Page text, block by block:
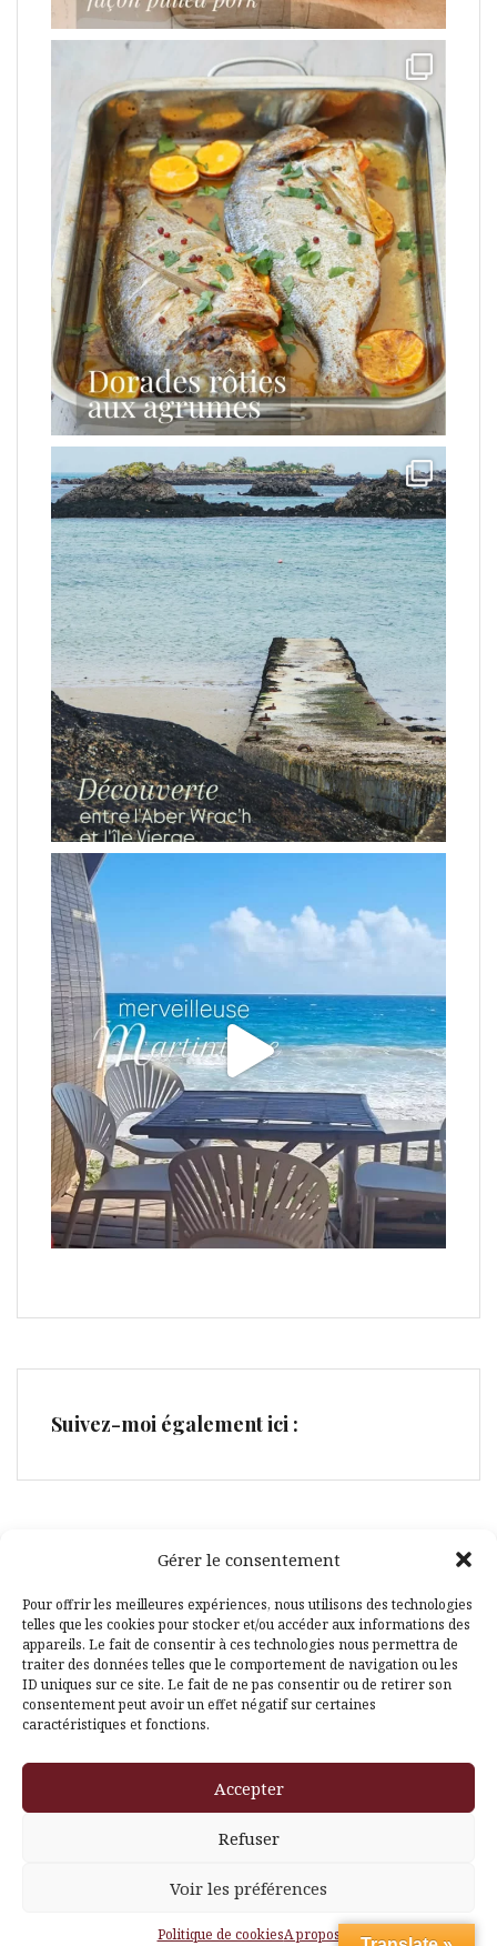
Gérer le consentement
Pour offrir les meilleures expériences, nous utilisons des technologies
telles que les cookies pour stocker et/ou accéder aux informations des
appareils. Le fait de consentir à ces technologies nous permettra de
traiter des données telles que le comportement de navigation ou les
ID uniques sur ce site. Le fait de ne pas consentir ou de retirer son
consentement peut avoir un effet négatif sur certaines
caractéristiques et fonctions.
Accepter
Refuser
Voir les préférences
Politique de cookiesA propos
Suivez-moi également ici :
Facebook
Pinterest
Themeisle